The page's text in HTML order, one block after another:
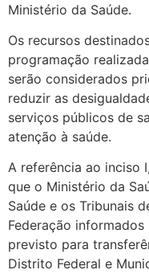
Ministério da Saúde.
Os recursos
programação
serão considerados
reduzir as
serviços públicos de
atenção à saúde.
A referência ao inciso
que o Ministério da
Saúde e os Tribunais
Federação
previsto para
Distrito Federal e